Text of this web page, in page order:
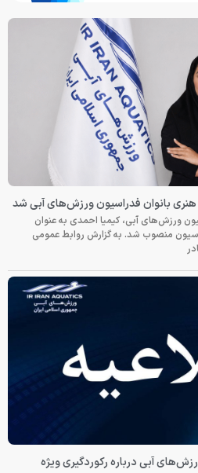
بانوان فدراسیون ورزش‌های آبی شد
ورزش‌های آبی، کیمیا احمدی به عنوان
منصوب شد. به گزارش روابط عمومی
آبی درباره رکوردگیری ویژه